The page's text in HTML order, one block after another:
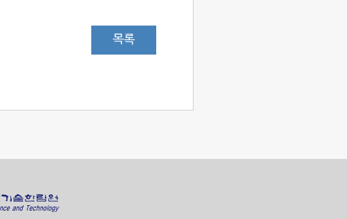
목록